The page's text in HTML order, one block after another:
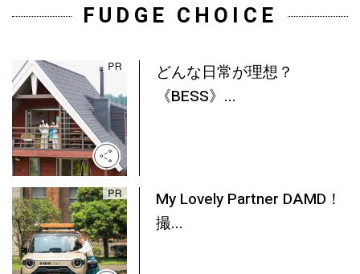
FUDGE CHOICE
どんな日常が理想？
《BESS》...
My Lovely Partner DAMD！
撮...